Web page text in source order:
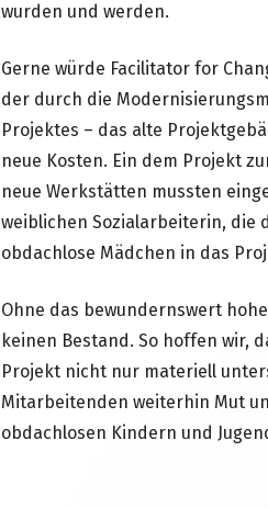
wurden und werden.
Gerne würde Facilitator for
der durch die
Projektes – das alte
neue Kosten. Ein dem Projekt
neue Werkstätten mussten
weiblichen Sozialarbeiterin, die
obdachlose Mädchen in das
Ohne das bewundernswert
keinen Bestand. So hoffen wir,
Projekt nicht nur materiell
Mitarbeitenden weiterhin Mut
obdachlosen Kindern und